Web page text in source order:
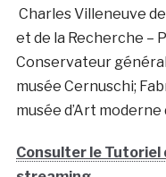
Charles Villeneuve
et de la Recherche –
Conservateur
musée Cernuschi;
musée d’Art
Consulter le Tutoriel